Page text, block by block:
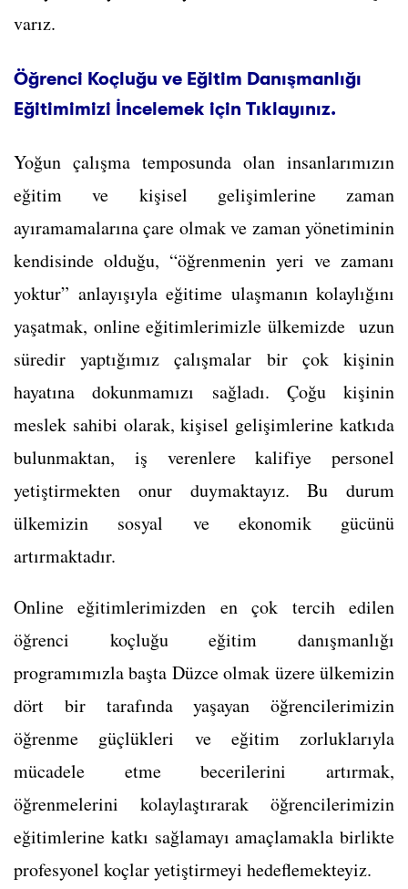
varız.
Öğrenci Koçluğu ve Eğitim Danışmanlığı
Eğitimimizi İncelemek için Tıklayınız.
Yoğun çalışma temposunda olan insanlarımızın
eğitim ve kişisel gelişimlerine zaman
ayıramamalarına çare olmak ve zaman yönetiminin
kendisinde olduğu, “öğrenmenin yeri ve zamanı
yoktur” anlayışıyla eğitime ulaşmanın kolaylığını
yaşatmak, online eğitimlerimizle ülkemizde uzun
süredir yaptığımız çalışmalar bir çok kişinin
hayatına dokunmamızı sağladı. Çoğu kişinin
meslek sahibi olarak, kişisel gelişimlerine katkıda
bulunmaktan, iş verenlere kalifiye personel
yetiştirmekten onur duymaktayız. Bu durum
ülkemizin sosyal ve ekonomik gücünü
artırmaktadır.
Online eğitimlerimizden en çok tercih edilen
öğrenci koçluğu eğitim danışmanlığı
programımızla başta Düzce olmak üzere ülkemizin
dört bir tarafında yaşayan öğrencilerimizin
öğrenme güçlükleri ve eğitim zorluklarıyla
mücadele etme becerilerini artırmak,
öğrenmelerini kolaylaştırarak öğrencilerimizin
eğitimlerine katkı sağlamayı amaçlamakla birlikte
profesyonel koçlar yetiştirmeyi hedeflemekteyiz.